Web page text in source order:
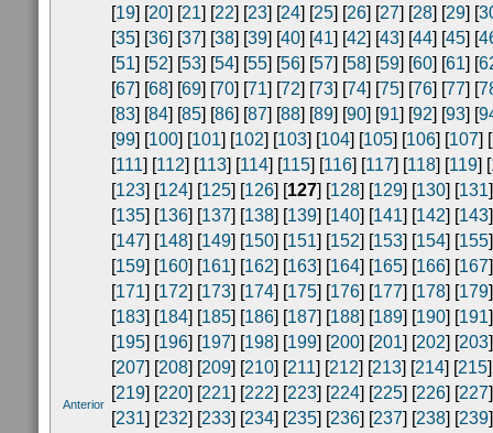
Anterior
[19] [20] [21] [22] [23] [24] [25] [26] [27] [28] [29] [
[35] [36] [37] [38] [39] [40] [41] [42] [43] [44] [45] [
[51] [52] [53] [54] [55] [56] [57] [58] [59] [60] [61] [
[67] [68] [69] [70] [71] [72] [73] [74] [75] [76] [77] [
[83] [84] [85] [86] [87] [88] [89] [90] [91] [92] [93] [
[99] [100] [101] [102] [103] [104] [105] [106] [107] [
[111] [112] [113] [114] [115] [116] [117] [118] [119] [
[123] [124] [125] [126] [127] [128] [129] [130] [131
[135] [136] [137] [138] [139] [140] [141] [142] [143
[147] [148] [149] [150] [151] [152] [153] [154] [155
[159] [160] [161] [162] [163] [164] [165] [166] [167
[171] [172] [173] [174] [175] [176] [177] [178] [179
[183] [184] [185] [186] [187] [188] [189] [190] [191
[195] [196] [197] [198] [199] [200] [201] [202] [203
[207] [208] [209] [210] [211] [212] [213] [214] [215
[219] [220] [221] [222] [223] [224] [225] [226] [227
[231] [232] [233] [234] [235] [236] [237] [238] [239